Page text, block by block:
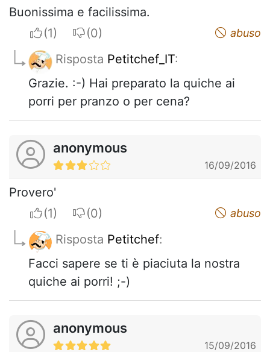
Buonissima e facilissima.
I apreciateI do not appreciate abuso
Risposta Petitchef_IT:
Grazie. :-) Hai preparato la quiche ai
porri per pranzo o per cena?
anonymous
16/09/2016
Provero'
I apreciateI do not appreciate abuso
Risposta Petitchef:
Facci sapere se ti è piaciuta la nostra
quiche ai porri! ;-)
anonymous
15/09/2016